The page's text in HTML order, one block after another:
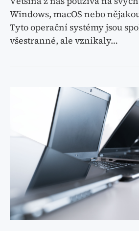
Windows, macOS nebo
Tyto operační systémy jsou
všestranné, ale vznikaly…